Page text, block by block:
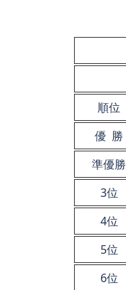
順位
優 勝
準優勝
3位
4位
5位
6位